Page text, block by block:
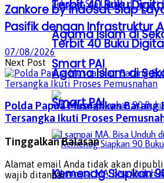
Terbit 40 Buku
Agama Islam di
Smart PAI
Kemenag Siapkan
Terbit 40 Buku
Agama Islam di
Smart PAI
Zankore by Indosat Siap
Pasifik dengan Infrastruktur
07/08/2026
Next Post
Polda Papua Musnahkan Barang
Tersangka Ikuti Proses
Tinggalkan Balasan
Alamat email Anda tidak akan
wajib ditandai*